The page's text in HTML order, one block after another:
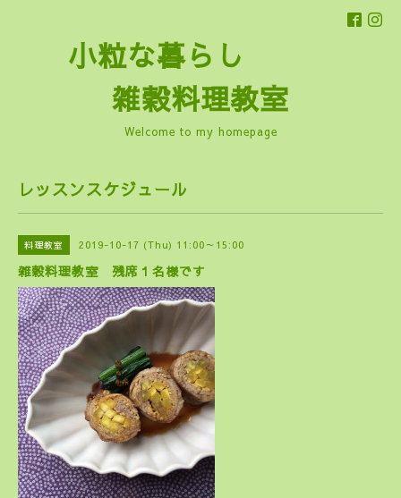
小粒な暮らし
雑穀料理教室
Welcome to my homepage
レッスンスケジュール
料理教室 2019-10-17 (Thu) 11:00～15:00
雑穀料理教室 残席１名様です